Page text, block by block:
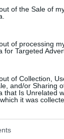
and store
or usage
to Google and
of the Sale of
of processing
for Targeted
of Collection,
and/or Sharing
that Is Unrelated
it was
Germania
Olanda